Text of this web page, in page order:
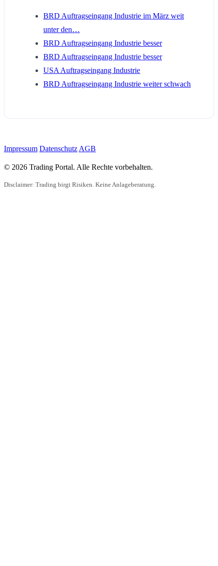
BRD Auftragseingang Industrie im März weit
unter den…
BRD Auftragseingang Industrie besser
BRD Auftragseingang Industrie besser
USA Auftragseingang Industrie
BRD Auftragseingang Industrie weiter schwach
Impressum Datenschutz AGB
© 2026 Trading Portal. Alle Rechte vorbehalten.
Disclaimer: Trading birgt Risiken. Keine Anlageberatung.